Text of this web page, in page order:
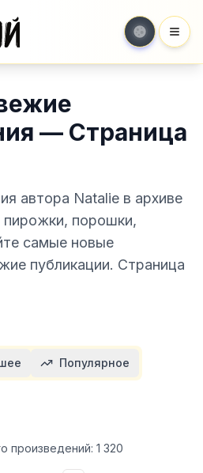
— Страница
автора Natalie в архиве
порошки,
самые новые
публикации. Страница
Популярное
произведений: 1 320